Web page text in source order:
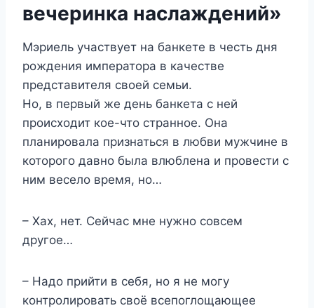
вечеринка наслаждений»
Мэриель участвует на банкете в честь дня
рождения императора в качестве
представителя своей семьи.
Но, в первый же день банкета с ней
происходит кое-что странное. Она
планировала признаться в любви мужчине в
которого давно была влюблена и провести с
ним весело время, но…
– Хах, нет. Сейчас мне нужно совсем
другое…
– Надо прийти в себя, но я не могу
контролировать своё всепоглощающее